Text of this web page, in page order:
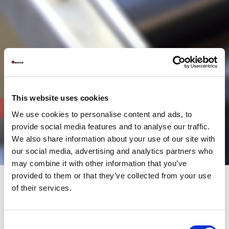
This website uses cookies
We use cookies to personalise content and ads, to
provide social media features and to analyse our traffic.
We also share information about your use of our site with
our social media, advertising and analytics partners who
may combine it with other information that you’ve
provided to them or that they’ve collected from your use
of their services.